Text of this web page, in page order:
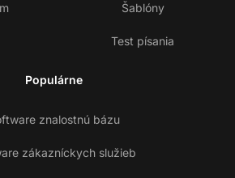
Šablóny
Test písania
Populárne
znalostnú bázu
zákazníckych služieb